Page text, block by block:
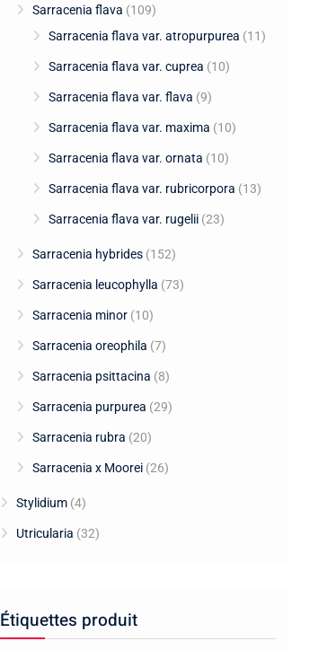
Sarracenia flava (109)
Sarracenia flava var. atropurpurea (11)
Sarracenia flava var. cuprea (10)
Sarracenia flava var. flava (9)
Sarracenia flava var. maxima (10)
Sarracenia flava var. ornata (10)
Sarracenia flava var. rubricorpora (13)
Sarracenia flava var. rugelii (23)
Sarracenia hybrides (152)
Sarracenia leucophylla (73)
Sarracenia minor (10)
Sarracenia oreophila (7)
Sarracenia psittacina (8)
Sarracenia purpurea (29)
Sarracenia rubra (20)
Sarracenia x Moorei (26)
Stylidium (4)
Utricularia (32)
Étiquettes produit